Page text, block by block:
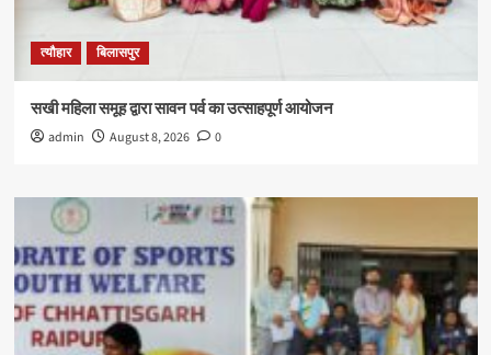
त्यौहार बिलासपुर
सखी महिला समूह द्वारा सावन पर्व का उत्साहपूर्ण आयोजन
admin August 8, 2026 0